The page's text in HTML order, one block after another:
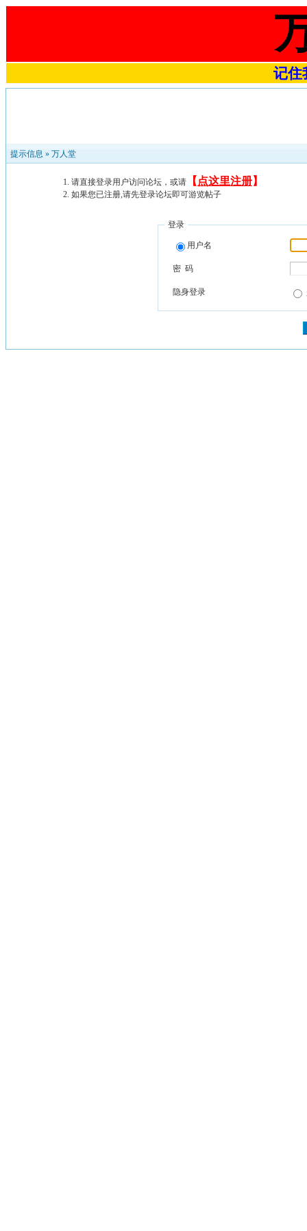
记住
提示信息 » 万人堂
请直接登录用户访问论坛，或请 【 点这里注册】
如果您已注册,请先登录论坛即可游览帖子
登录
用户名
密 码
隐身登录